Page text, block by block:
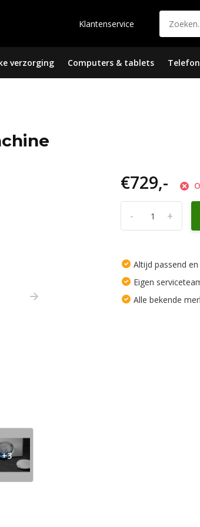
Klantenservice
verzorging Computers & tablets
+3
€729,-
+
-
Altijd passend
Eigen
Alle bekende